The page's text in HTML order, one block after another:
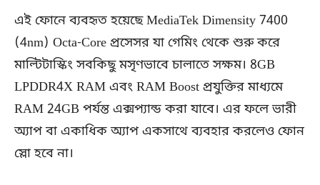
এই ফোনে ব্যবহৃত হয়েছে MediaTek Dimensity 7400
(4nm) Octa-Core প্রসেসর যা গেমিং থেকে শুরু করে
মাল্টিটাস্কিং সবকিছু মসৃণভাবে চালাতে সক্ষম। 8GB
LPDDR4X RAM এবং RAM Boost প্রযুক্তির মাধ্যমে
RAM 24GB পর্যন্ত এক্সপ্যান্ড করা যাবে। এর ফলে ভারী
অ্যাপ বা একাধিক অ্যাপ একসাথে ব্যবহার করলেও ফোন
স্লো হবে না।